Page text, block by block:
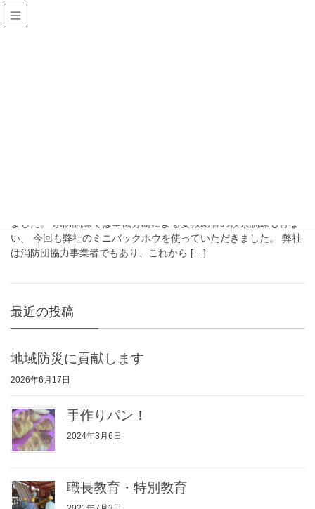
ました。 水防訓練では重機分断による要救助者の検索訓練も行な
い、 今回も弊社のミニバックホウを使っていただきました。 弊社
は消防団協力事業者でもあり、これから […]
最近の投稿
地域防災に貢献します
2026年6月17日
手作りパン！
2024年3月6日
職長教育・特別教育